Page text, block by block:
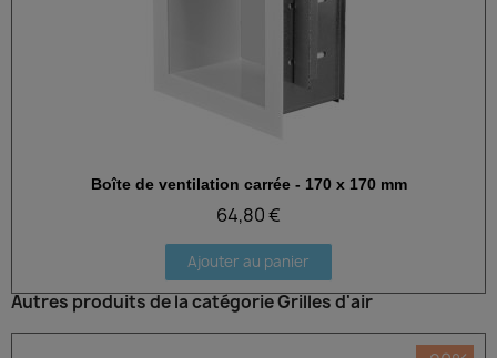
Aperçu rapide
Boîte de ventilation carrée - 170 x 170 mm
64,80 €
Ajouter au panier
Autres produits de la catégorie Grilles d'air